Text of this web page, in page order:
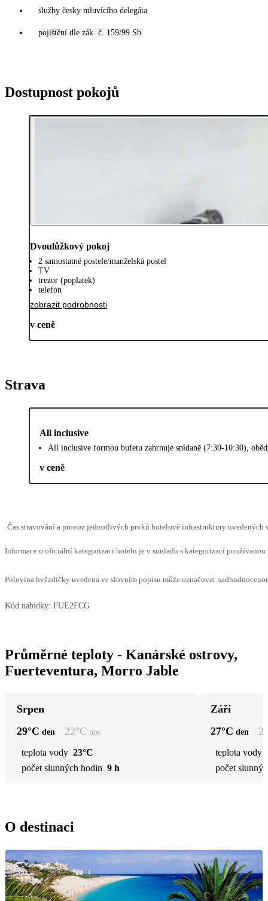
služby česky mluvícího delegáta
pojištění dle zák. č. 159/99 Sb.
Dostupnost pokojů
Dvoulůžkový pokoj
2 samostatné postele/manželská postel
TV
trezor (poplatek)
telefon
zobrazit podrobnosti
v ceně
Strava
All inclusive
All inclusive formou bufetu zahrnuje snídaně (7:30-10:30),
v ceně
Čas stravování a provoz jednotlivých prvků hotelové infrastruktury uvedených
Informace o oficiální kategorizaci hotelu je v souladu s kategorizací
Polovina hvězdičky uvedená ve slovním popisu může označovat
Kód nabídky: FUE2FCG
Průměrné teploty - Kanárské ostrovy,
Fuerteventura, Morro Jable
Srpen
29°C den 22°C noc
teplota vody 23°C
počet slunných hodin 9 h
Září
27°C den
teplota vody
počet
O destinaci